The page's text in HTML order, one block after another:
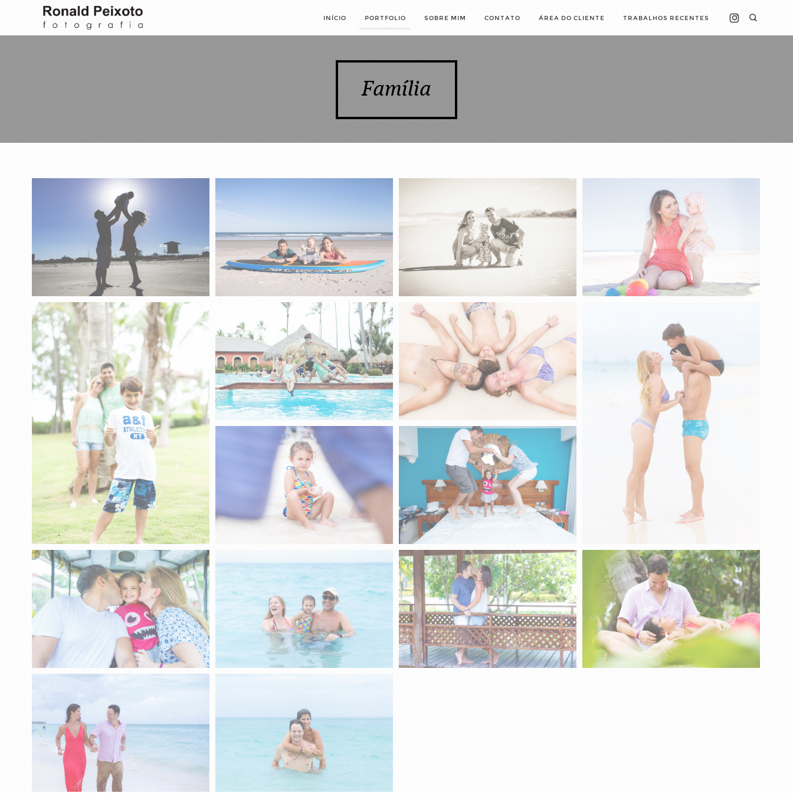
INÍCIO PORTFOLIO SOBRE MIM CONTATO ÁREA DO CLIENTE TRABALHOS RECENTES
Família